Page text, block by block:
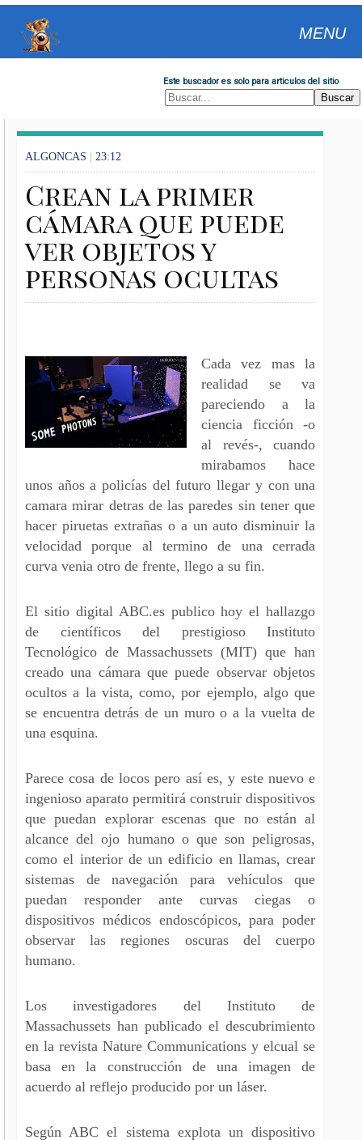
MENU
Este buscador es solo para articulos del sitio
ALGONCAS | 23:12
Crean la primer
cámara que puede
ver objetos y
personas ocultas
Cada vez mas la
realidad se va
pareciendo a la
ciencia ficción -o
al revés-, cuando
mirabamos hace
unos años a policías del futuro llegar y con una
camara mirar detras de las paredes sin tener que
hacer piruetas extrañas o a un auto disminuir la
velocidad porque al termino de una cerrada
curva venia otro de frente, llego a su fin.
El sitio digital ABC.es publico hoy el hallazgo
de científicos del prestigioso Instituto
Tecnológico de Massachussets (MIT) que han
creado una cámara que puede observar objetos
ocultos a la vista, como, por ejemplo, algo que
se encuentra detrás de un muro o a la vuelta de
una esquina.
Parece cosa de locos pero así es, y este nuevo e
ingenioso aparato permitirá construir dispositivos
que puedan explorar escenas que no están al
alcance del ojo humano o que son peligrosas,
como el interior de un edificio en llamas, crear
sistemas de navegación para vehículos que
puedan responder ante curvas ciegas o
dispositivos médicos endoscópicos, para poder
observar las regiones oscuras del cuerpo
humano.
Los investigadores del Instituto de
Massachussets han publicado el descubrimiento
en la revista Nature Communications y elcual se
basa en la construcción de una imagen de
acuerdo al reflejo producido por un láser.
Según ABC el sistema explota un dispositivo